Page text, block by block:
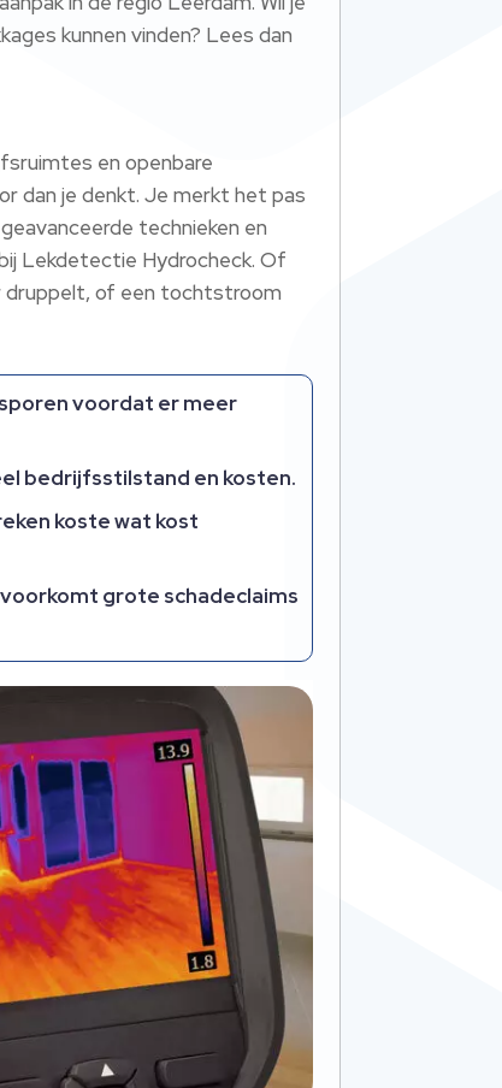
kunnen vinden? Lees dan
en openbare
dan je denkt.​ Je merkt het pas
technieken en
Lekdetectie Hydrocheck.​ Of
druppelt, of een tochtstroom
voordat er meer
bedrijfsstilstand en kosten.​
koste wat kost
grote schadeclaims